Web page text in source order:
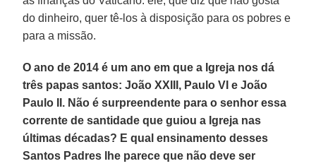
do dinheiro, quer tê-los à disposição para os pobres e
para a missão.
O ano de 2014 é um ano em que a Igreja nos dá
três papas santos: João XXIII, Paulo VI e João
Paulo II. Não é surpreendente para o senhor essa
corrente de santidade que guiou a Igreja nas
últimas décadas? E qual ensinamento desses
Santos Padres lhe parece que não deve ser